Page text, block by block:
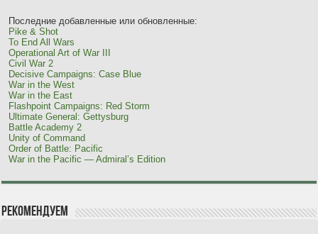
Последние добавленные или обновленные:
Pike & Shot
To End All Wars
Operational Art of War III
Civil War 2
Decisive Campaigns: Case Blue
War in the West
War in the East
Flashpoint Campaigns: Red Storm
Ultimate General: Gettysburg
Battle Academy 2
Unity of Command
Order of Battle: Pacific
War in the Pacific — Admiral’s Edition
Рекомендуем